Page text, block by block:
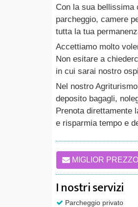
Con la sua bellissima
parcheggio, camere
tutta la tua
Accettiamo molto
Non esitare a
in cui sarai nostro
Nel nostro
deposito bagagli,
Prenota direttamente
e risparmia tempo e
MIGLIOR
I nostri servizi
Parcheggio privato